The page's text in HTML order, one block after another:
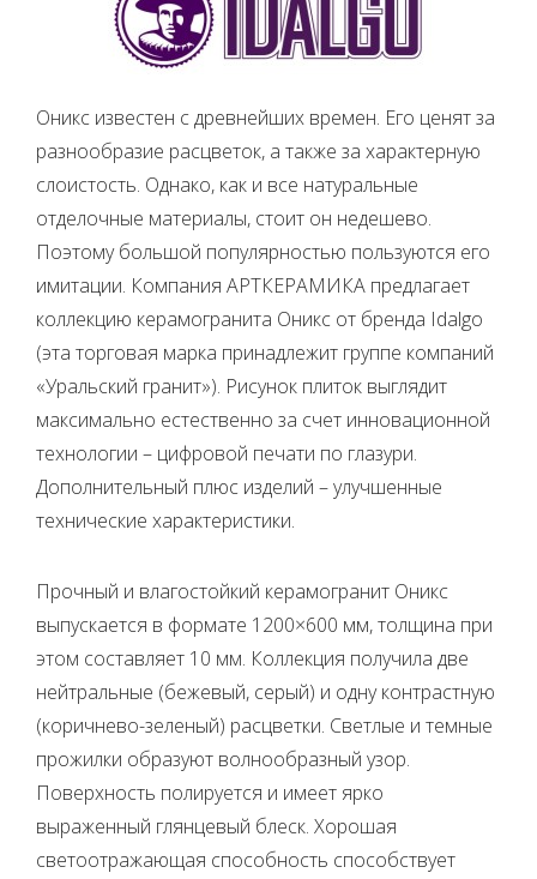
Оникс известен с древнейших времен. Его ценят за
разнообразие расцветок, а также за характерную
слоистость. Однако, как и все натуральные
отделочные материалы, стоит он недешево.
Поэтому большой популярностью пользуются его
имитации. Компания АРТКЕРАМИКА предлагает
коллекцию керамогранита Оникс от бренда Idalgo
(эта торговая марка принадлежит группе компаний
«Уральский гранит»). Рисунок плиток выглядит
максимально естественно за счет инновационной
технологии – цифровой печати по глазури.
Дополнительный плюс изделий – улучшенные
технические характеристики.
Прочный и влагостойкий керамогранит Оникс
выпускается в формате 1200×600 мм, толщина при
этом составляет 10 мм. Коллекция получила две
нейтральные (бежевый, серый) и одну контрастную
(коричнево-зеленый) расцветки. Светлые и темные
прожилки образуют волнообразный узор.
Поверхность полируется и имеет ярко
выраженный глянцевый блеск. Хорошая
светоотражающая способность способствует